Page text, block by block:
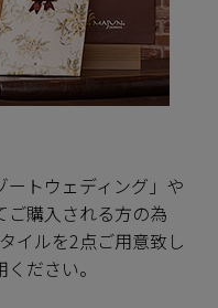
ートウェディング」や
ご購入される方の為
イルを2点ご用意致し
ださい。